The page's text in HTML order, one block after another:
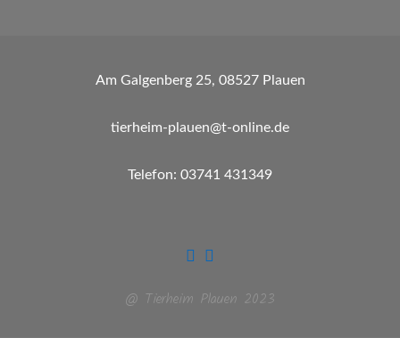
Am Galgenberg 25, 08527 Plauen
tierheim-plauen@t-online.de
Telefon: 03741 431349
@ Tierheim Plauen 2023